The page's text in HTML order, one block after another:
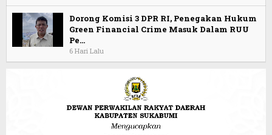
Dorong Komisi 3 DPR RI, Penegakan Hukum
Green Financial Crime Masuk Dalam RUU
Pe…
6 Hari Lalu